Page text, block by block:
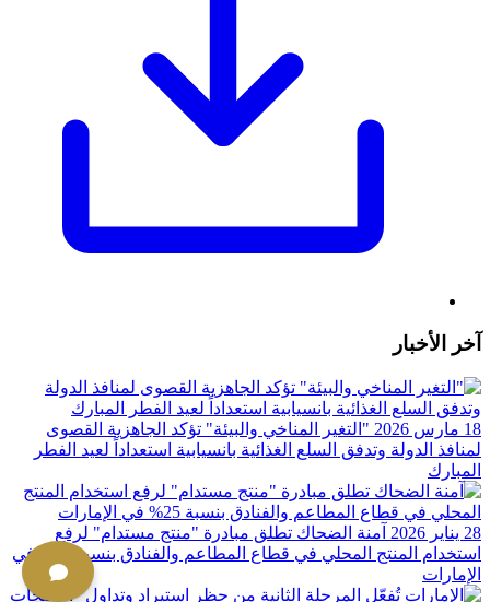
آخر الأخبار
18 مارس 2026
"التغير المناخي والبيئة" تؤكد الجاهزية القصوى
لمنافذ الدولة وتدفق السلع الغذائية بانسيابية استعداداً لعيد الفطر
المبارك
28 يناير 2026
آمنة الضحاك تطلق مبادرة "منتج مستدام" لرفع
استخدام المنتج المحلي في قطاع المطاعم والفنادق بنسبة 25%؜ في
الإمارات